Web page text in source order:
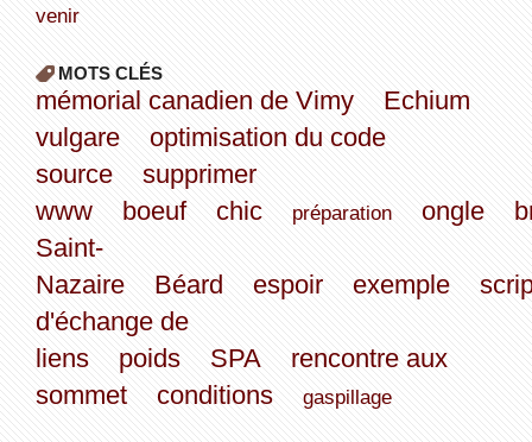
venir
MOTS CLÉS
mémorial canadien de Vimy
Echium
vulgare
optimisation du code
source
supprimer
www
boeuf chic préparation ongle
Saint-
Nazaire
Béard espoir exemple
d'échange de
liens
poids SPA
rencontre aux
sommet
conditions gaspillage